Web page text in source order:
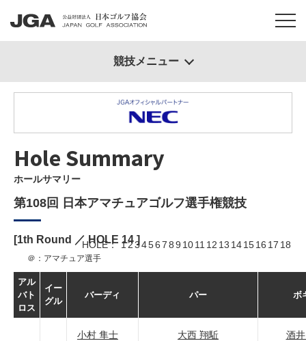
Hole Summary
ホールサマリー
第108回 日本アマチュアゴルフ選手権競技
[1th Round ／ HOLE 14]
HOLE 123456789 1011 12 13 141516 17 18
＠：アマチュア選手
アル
バト
ロス
イー
グル
バーディ パー ボ
小村 隼士 大西 翔駈 酒
競技メニュー